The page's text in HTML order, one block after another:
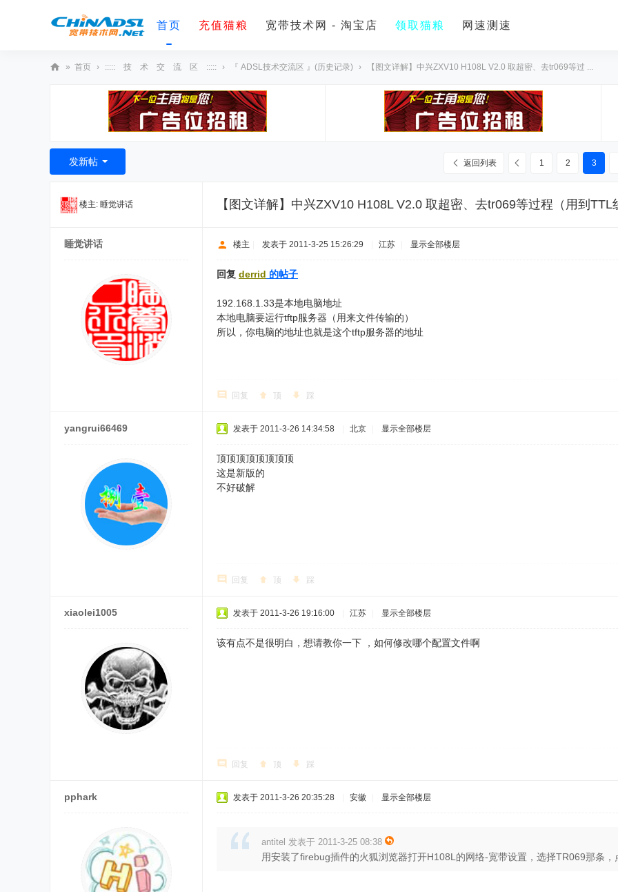
首页 充值猫粮 宽带技术网 - 淘宝店 领取猫粮 网速测速
术
» 首页 › ::::: 技 术 交 流 区 ::::: › 『 ADSL技术交流区 』(历史记录) › 【图文详解】中兴ZXV10 H108L V2.0 取超密、去tr069等过 ...
1 2 3
返回列表
发新帖
楼主: 睡觉讲话 【图文详解】中兴ZXV10 H108L V2.0 取超密、去tr069等过程（用到TTL
睡觉讲话 楼主 发表于 2011-3-25 15:26:29 江苏 显示全部楼层
回复 derrid 的帖子
192.168.1.33是本地电脑地址
本地电脑要运行tftp服务器（用来文件传输的）
所以，你电脑的地址也就是这个tftp服务器的地址
回复 顶 踩
yangrui66469 发表于 2011-3-26 14:34:58 北京 显示全部楼层
顶顶顶顶顶顶顶顶
这是新版的
不好破解
回复 顶 踩
xiaolei1005 发表于 2011-3-26 19:16:00 江苏 显示全部楼层
该有点不是很明白，想请教你一下 ，如何修改哪个配置文件啊
回复 顶 踩
pphark 发表于 2011-3-26 20:35:28 安徽 显示全部楼层
antitel 发表于 2011-3-25 08:38
用安装了firebug插件的火狐浏览器打开H108L的网络-宽带设置，选择TR069那条，